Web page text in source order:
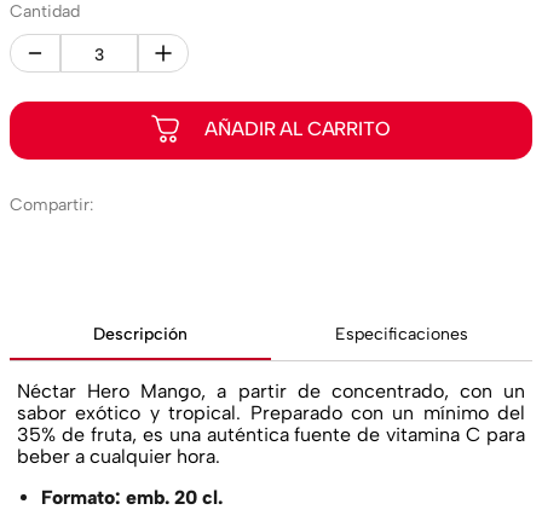
Cantidad
Descripción Especificaciones
Néctar Hero Mango, a partir de concentrado, con un
sabor exótico y tropical. Preparado con un mínimo del
35% de fruta, es una auténtica fuente de vitamina C para
beber a cualquier hora.
Formato: emb. 20 cl.